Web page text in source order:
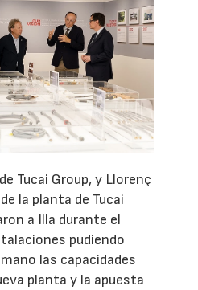
Tucai Group, y Llorenç
la planta de Tucai
a Illa durante el
pudiendo
las capacidades
planta y la apuesta